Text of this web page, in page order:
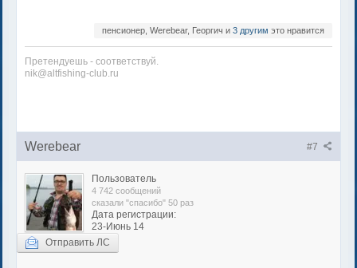
пенсионер, Werebear, Георгич и 3 другим это нравится
Претендуешь - соответствуй.
nik@altfishing-club.ru
#7
Werebear
Пользователь
4 742 сообщений
сказали "спасибо" 50 раз
Дата регистрации:
23-Июнь 14
Отправить ЛС